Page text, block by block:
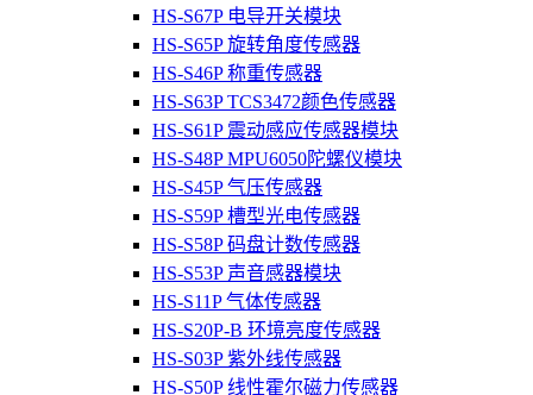
HS-S67P 电导开关模块
HS-S65P 旋转角度传感器
HS-S46P 称重传感器
HS-S63P TCS3472颜色传感器
HS-S61P 震动感应传感器模块
HS-S48P MPU6050陀螺仪模块
HS-S45P 气压传感器
HS-S59P 槽型光电传感器
HS-S58P 码盘计数传感器
HS-S53P 声音感器模块
HS-S11P 气体传感器
HS-S20P-B 环境亮度传感器
HS-S03P 紫外线传感器
HS-S50P 线性霍尔磁力传感器